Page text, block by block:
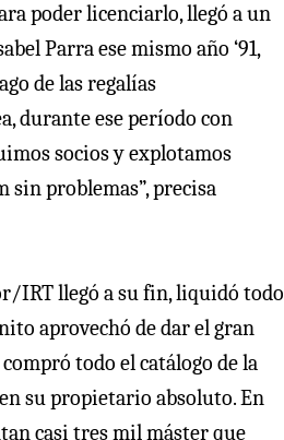
poder licenciarlo, llegó a un
Parra ese mismo año ‘91,
de las regalías
durante ese período con
socios y explotamos
problemas”, precisa
IRT llegó a su fin, liquidó todo
aprovechó de dar el gran
todo el catálogo de la
su propietario absoluto. En
casi tres mil máster que